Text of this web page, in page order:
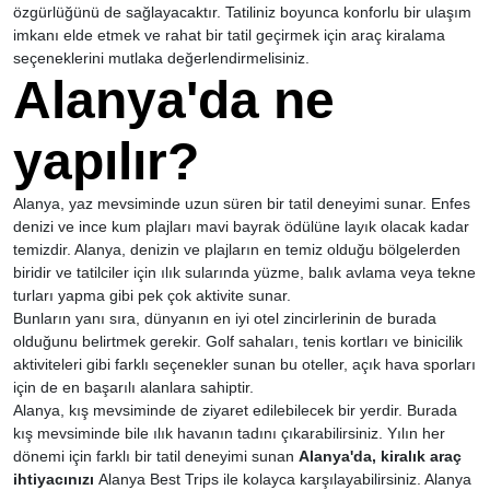
özgürlüğünü de sağlayacaktır. Tatiliniz boyunca konforlu bir ulaşım
imkanı elde etmek ve rahat bir tatil geçirmek için araç kiralama
seçeneklerini mutlaka değerlendirmelisiniz.
Alanya'da ne
yapılır?
Alanya, yaz mevsiminde uzun süren bir tatil deneyimi sunar. Enfes
denizi ve ince kum plajları mavi bayrak ödülüne layık olacak kadar
temizdir. Alanya, denizin ve plajların en temiz olduğu bölgelerden
biridir ve tatilciler için ılık sularında yüzme, balık avlama veya tekne
turları yapma gibi pek çok aktivite sunar.
Bunların yanı sıra, dünyanın en iyi otel zincirlerinin de burada
olduğunu belirtmek gerekir. Golf sahaları, tenis kortları ve binicilik
aktiviteleri gibi farklı seçenekler sunan bu oteller, açık hava sporları
için de en başarılı alanlara sahiptir.
Alanya, kış mevsiminde de ziyaret edilebilecek bir yerdir. Burada
kış mevsiminde bile ılık havanın tadını çıkarabilirsiniz. Yılın her
dönemi için farklı bir tatil deneyimi sunan Alanya'da, kiralık araç
ihtiyacınızı Alanya Best Trips ile kolayca karşılayabilirsiniz. Alanya